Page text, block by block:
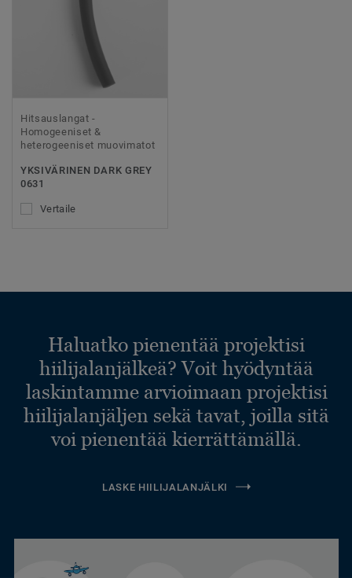
Hitsauslangat -
Homogeeniset &
heterogeeniset muovimatot
YKSIVÄRINEN DARK GREY
0631
Vertaile
Haluatko pienentää projektisi
hiilijalanjälkeä? Voit hyödyntää
laskintamme arvioimaan projektisi
hiilijalanjäljen sekä tavat, joilla sitä
voi pienentää kierrättämällä.
LASKE HIILIJALANJÄLKI